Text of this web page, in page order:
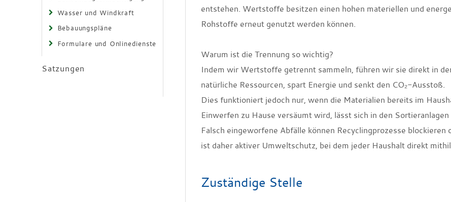
Wasser und Windkraft
Bebauungspläne
Formulare und Onlinedienste
Satzungen
entstehen. Wertstoffe besitzen einen hohen materiellen und
Rohstoffe erneut genutzt werden können.
Warum ist die Trennung so wichtig?
Indem wir Wertstoffe getrennt sammeln, führen wir sie direkt in
natürliche Ressourcen, spart Energie und senkt den CO₂-Ausstoß.
Dies funktioniert jedoch nur, wenn die Materialien bereits im
Einwerfen zu Hause versäumt wird, lässt sich in den
Falsch eingeworfene Abfälle können Recyclingprozesse
ist daher aktiver Umweltschutz, bei dem jeder Haushalt direkt
Zuständige Stelle